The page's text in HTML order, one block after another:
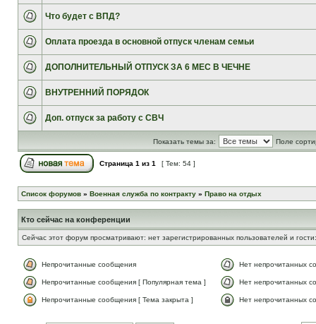
Что будет с ВПД?
Оплата проезда в основной отпуск членам семьи
ДОПОЛНИТЕЛЬНЫЙ ОТПУСК ЗА 6 МЕС В ЧЕЧНЕ
ВНУТРЕННИЙ ПОРЯДОК
Доп. отпуск за работу с СВЧ
Показать темы за: Поле
Страница 1 из 1 [ Тем: 54 ]
Список форумов » Военная служба по контракту » Право на отдых
Кто сейчас на конференции
Сейчас этот форум просматривают: нет зарегистрированных пользователей и
Непрочитанные сообщения Нет непрочитанных
Непрочитанные сообщения [ Популярная тема ] Нет непрочитанных
Непрочитанные сообщения [ Тема закрыта ] Нет непрочитанных